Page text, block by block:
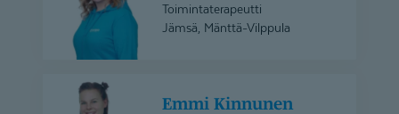
Toimintaterapeutti
Jämsä, Mänttä-Vilppula
Kinnunen
Emmi Kinnunen